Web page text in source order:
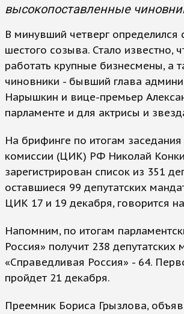
высокопоставленные
В минувший четверг
шестого созыва. Стало известно,
работать крупные бизнесмены, а
чиновники - бывший глава
Нарышкин и вице-премьер
парламенте и для актрисы и
На брифинге по итогам
комиссии (ЦИК) РФ Николай
зарегистрирован список из 351
оставшиеся 99 депутатских
ЦИК 17 и 19 декабря, говорится
Напомним, по итогам
Россия» получит 238
«Справедливая Россия» - 64.
пройдет 21 декабря.
Преемник Бориса Грызлова,